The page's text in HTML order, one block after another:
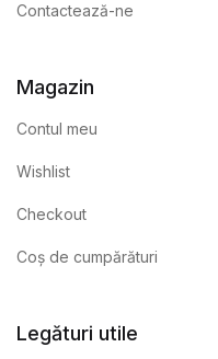
Contactează-ne
Magazin
Contul meu
Wishlist
Checkout
Coș de cumpărături
Legături utile